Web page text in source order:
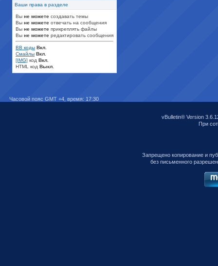
Ваши права в разделе
Вы не можете создавать темы
Вы не можете отвечать на сообщения
Вы не можете прикреплять файлы
Вы не можете редактировать сообщения
BB коды Вкл.
Смайлы Вкл.
[IMG] код Вкл.
HTML код Выкл.
Часовой пояс GMT +4, время: 17:30
vBulletin® Version
При
Запрещено копирование и
без письменного